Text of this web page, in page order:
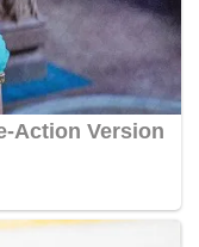
apabila SUPP
sebagai
13 kerusi
manakala
Dewan
dan